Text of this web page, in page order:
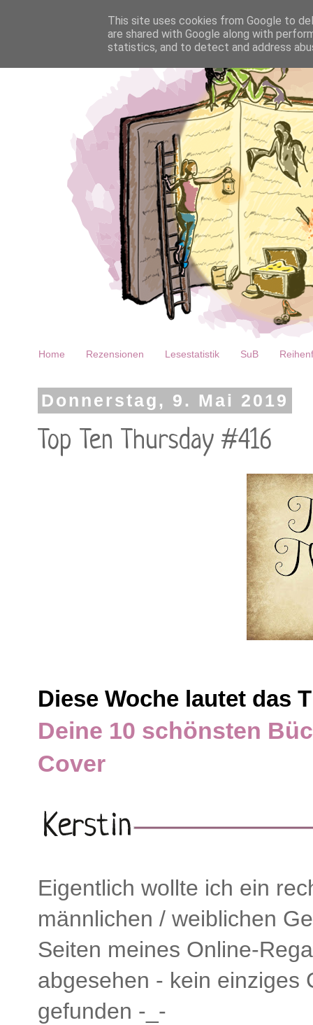
Home Rezensionen Lesestatistik SuB
Donnerstag, 9. Mai 2019
Top Ten Thursday #416
Diese Woche lautet das
Deine 10 schönsten
Cover
Eigentlich wollte ich ein
männlichen / weiblichen
Seiten meines Online-
abgesehen - kein einziges
gefunden -_-
This site uses cookies from Google to
are shared with Google along with
statistics, and to detect and address